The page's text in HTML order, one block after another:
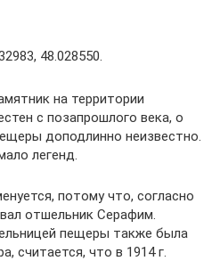
48.028550.
на территории
с позапрошлого века, о
доподлинно неизвестно.
легенд.
потому что, согласно
отшельник Серафим.
пещеры также была
считается, что в 1914 г.